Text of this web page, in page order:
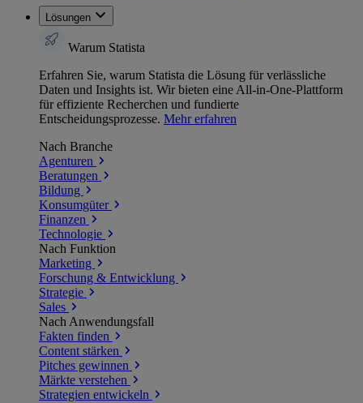
Lösungen
Warum Statista
Erfahren Sie, warum Statista die Lösung für verlässliche
Daten und Insights ist. Wir bieten eine All-in-One-Plattform
für effiziente Recherchen und fundierte
Entscheidungsprozesse. Mehr erfahren
Nach Branche
Agenturen
Beratungen
Bildung
Konsumgüter
Finanzen
Technologie
Nach Funktion
Marketing
Forschung & Entwicklung
Strategie
Sales
Nach Anwendungsfall
Fakten finden
Content stärken
Pitches gewinnen
Märkte verstehen
Strategien entwickeln